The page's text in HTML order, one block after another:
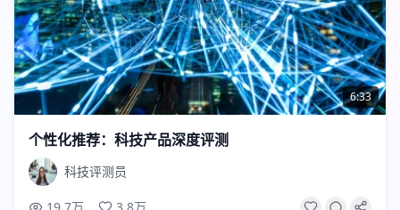
6:33
个性化推荐：科技产品深度评测
科技评测员